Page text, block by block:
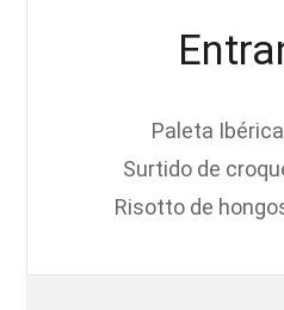
Paleta
Surtido de
Risotto de